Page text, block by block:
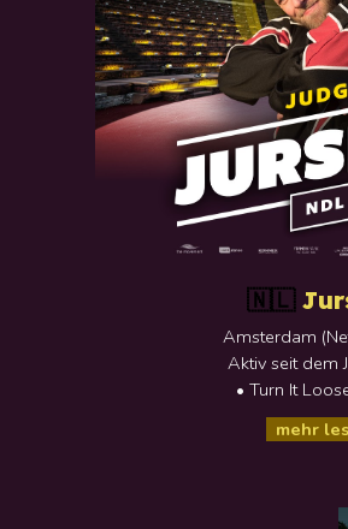
🇳🇱
Amsterdam (
Aktiv seit dem
• Turn It
mehr